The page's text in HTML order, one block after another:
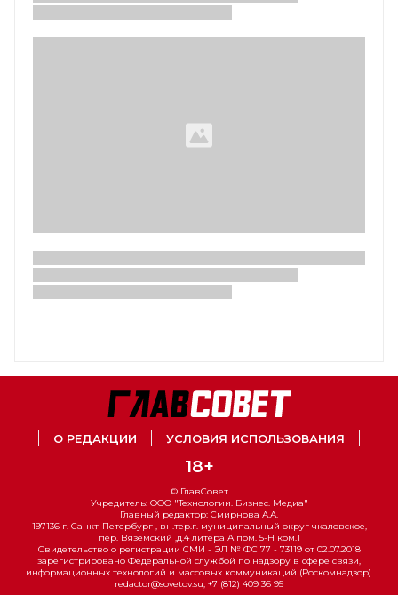
О РЕДАКЦИИ УСЛОВИЯ ИСПОЛЬЗОВАНИЯ
18+
© ГлавСовет
Учредитель: ООО "Технологии. Бизнес. Медиа"
Главный редактор: Смирнова А.А.
197136 г. Санкт-Петербург , вн.тер.г. муниципальный округ чкаловское,
пер. Вяземский ,д.4 литера А пом. 5-Н ком.1
Свидетельство о регистрации СМИ - ЭЛ № ФС 77 - 73119 от 02.07.2018
зарегистрировано Федеральной службой по надзору в сфере связи,
информационных технологий и массовых коммуникаций (Роскомнадзор).
redactor@sovetov.su, +7 (812) 409 36 95